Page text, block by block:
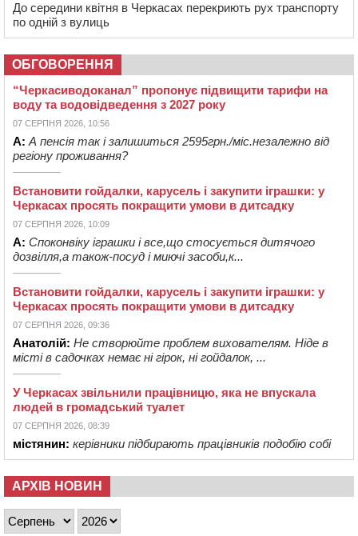
До середини квітня в Черкасах перекриють рух транспорту
по одній з вулиць
ОБГОВОРЕННЯ
“Черкасиводоканал” пропонує підвищити тарифи на
воду та водовідведення з 2027 року
07 СЕРПНЯ 2026, 10:56
А: А пенсія так і залишиться 2595грн./міс.незалежно від
регіону проживання?
Встановити гойдалки, карусель і закупити іграшки: у
Черкасах просять покращити умови в дитсадку
07 СЕРПНЯ 2026, 10:09
А: Споконвіку іграшки і все,що стосується дитячого
дозвілля,а також-посуд і миючі засоби,к...
Встановити гойдалки, карусель і закупити іграшки: у
Черкасах просять покращити умови в дитсадку
07 СЕРПНЯ 2026, 09:36
Анатолій: Не створюйте проблем вихователям. Ніде в
місті в садочках немає ні гірок, ні гойдалок, ...
У Черкасах звільнили працівницю, яка не впускала
людей в громадський туалет
07 СЕРПНЯ 2026, 08:39
містянин: керівники підбирають працівників подобію собі
АРХІВ НОВИН